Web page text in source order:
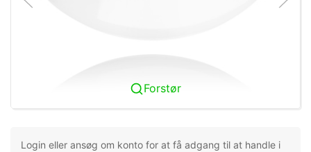
Forstør
Login eller ansøg om konto for at få adgang til at handle i